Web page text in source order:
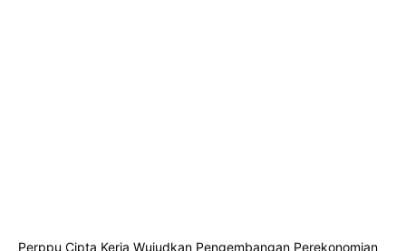
Perppu Cipta Kerja Wujudkan Pengembangan Perekonomian